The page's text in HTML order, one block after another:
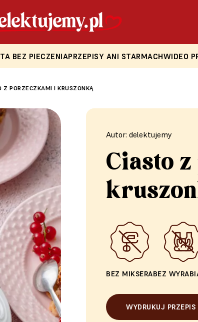
BEZ PIECZENIAPRZEPISY ANI STARMACHWIDEO
Z PORZECZKAMI I KRUSZONKĄ
Autor: delektujemy
Ciasto
BEZ MIKSERABEZ
WYDRUKUJ PRZEPIS